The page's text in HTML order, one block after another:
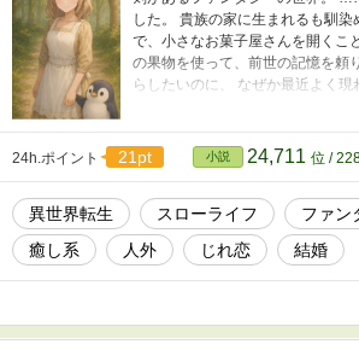
した。 貴族の家に生まれるも馴
で、小さなお菓子屋さんを開くこ
の果物を使って、前世の記憶を頼
らしたいのに、 なぜか最近よく
人なんじゃ？！ 静かに暮らした
て、ほんのり騒がしい日々の物語
24h.ポイント
21pt 小説 24,711 位 /
異世界転生 スローライフ ファン
癒し系
人外 じれ恋 結婚